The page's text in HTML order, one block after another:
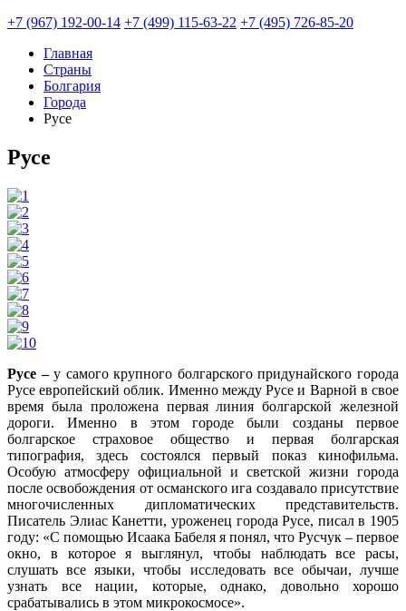
+7 (967) 192-00-14 +7 (499) 115-63-22 +7 (495) 726-85-20
Главная
Страны
Болгария
Города
Русе
Русе
Русе –у самого крупного болгарского придунайского города
Русе европейский облик. Именно между Русе и Варной в свое
время была проложена первая линия болгарской железной
дороги. Именно в этом городе были созданы первое
болгарское страховое общество и первая болгарская
типография, здесь состоялся первый показ кинофильма.
Особую атмосферу официальной и светской жизни города
после освобождения от османского ига создавало присутствие
многочисленных дипломатических представительств.
Писатель Элиас Канетти, уроженец города Русе, писал в 1905
году: «С помощью Исаака Бабеля я понял, что Русчук – первое
окно, в которое я выглянул, чтобы наблюдать все расы,
слушать все языки, чтобы исследовать все обычаи, лучше
узнать все нации, которые, однако, довольно хорошо
срабатывались в этом микрокосмосе».